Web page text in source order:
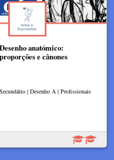
Desenho anatómico:
proporções e cânones
Secundário | Desenho A | Profissionais